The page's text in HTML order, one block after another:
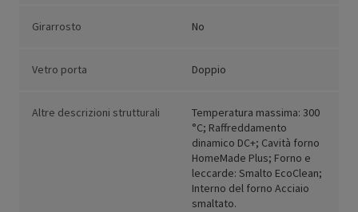
Girarrosto No
Vetro porta Doppio
Altre descrizioni strutturali
Temperatura massima: 300
°C; Raffreddamento
dinamico DC+; Cavità forno
HomeMade Plus; Forno e
leccarde: Smalto EcoClean;
Interno del forno Acciaio
smaltato.